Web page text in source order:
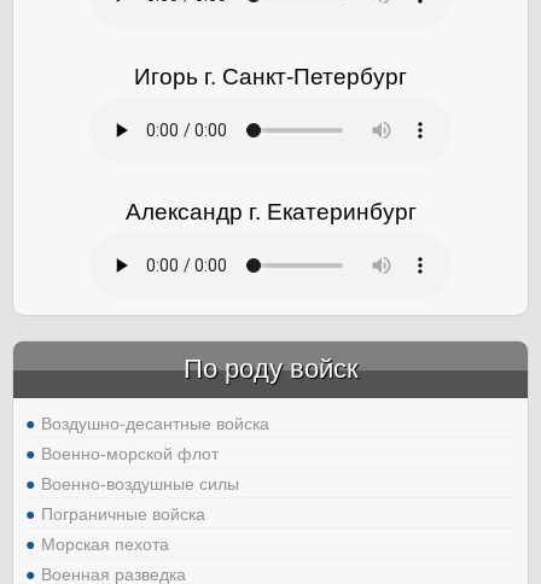
Игорь г. Санкт-Петербург
Александр г. Екатеринбург
По роду войск
Воздушно-десантные войска
Военно-морской флот
Военно-воздушные силы
Пограничные войска
Морская пехота
Военная разведка